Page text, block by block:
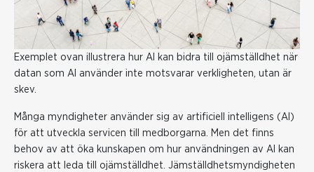
Exemplet ovan illustrera hur AI kan bidra till ojämställdhet när
datan som AI använder inte motsvarar verkligheten, utan är
skev.
Många myndigheter använder sig av artificiell intelligens (AI)
för att utveckla servicen till medborgarna. Men det finns
behov av att öka kunskapen om hur användningen av AI kan
riskera att leda till ojämställdhet. Jämställdhetsmyndigheten